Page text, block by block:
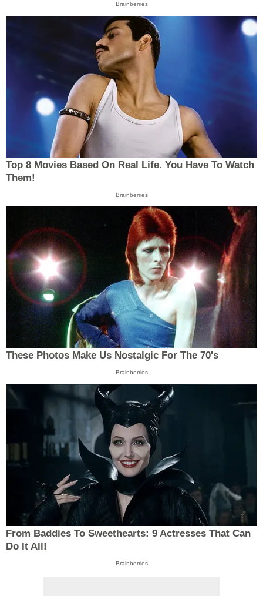
Brainberries
Top 8 Movies Based On Real Life. You Have To Watch
Them!
Brainberries
These Photos Make Us Nostalgic For The 70's
Brainberries
From Baddies To Sweethearts: 9 Actresses That Can
Do It All!
Brainberries